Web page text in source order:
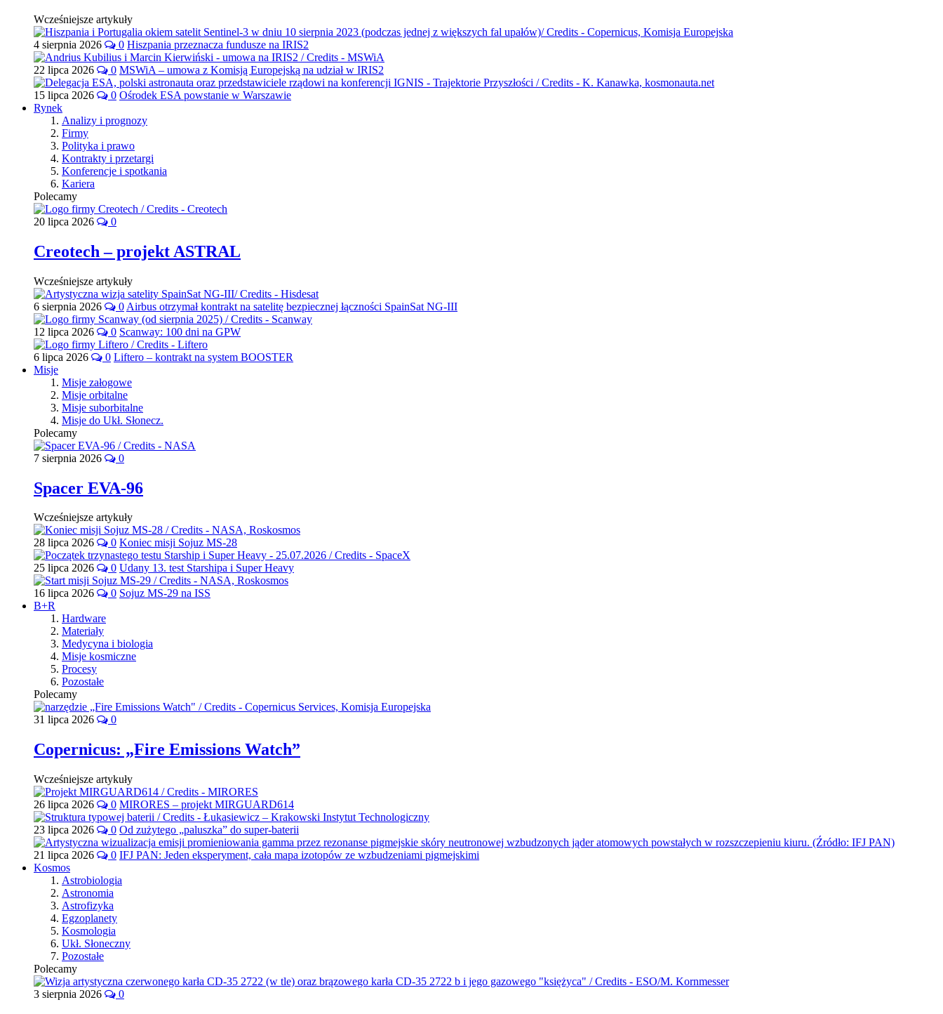
Wcześniejsze artykuły
4 sierpnia 2026 0 Hiszpania przeznacza fundusze na IRIS2
22 lipca 2026 0 MSWiA – umowa z Komisją Europejską na udział w IRIS2
15 lipca 2026 0 Ośrodek ESA powstanie w Warszawie
Rynek
Analizy i prognozy
Firmy
Polityka i prawo
Kontrakty i przetargi
Konferencje i spotkania
Kariera
Polecamy
20 lipca 2026 0
Creotech – projekt ASTRAL
Wcześniejsze artykuły
6 sierpnia 2026 0 Airbus otrzymał kontrakt na satelitę bezpiecznej łączności SpainSat NG-III
12 lipca 2026 0 Scanway: 100 dni na GPW
6 lipca 2026 0 Liftero – kontrakt na system BOOSTER
Misje
Misje załogowe
Misje orbitalne
Misje suborbitalne
Misje do Ukł. Słonecz.
Polecamy
7 sierpnia 2026 0
Spacer EVA-96
Wcześniejsze artykuły
28 lipca 2026 0 Koniec misji Sojuz MS-28
25 lipca 2026 0 Udany 13. test Starshipa i Super Heavy
16 lipca 2026 0 Sojuz MS-29 na ISS
B+R
Hardware
Materiały
Medycyna i biologia
Misje kosmiczne
Procesy
Pozostałe
Polecamy
31 lipca 2026 0
Copernicus: „Fire Emissions Watch”
Wcześniejsze artykuły
26 lipca 2026 0 MIRORES – projekt MIRGUARD614
23 lipca 2026 0 Od zużytego „paluszka” do super-baterii
21 lipca 2026 0 IFJ PAN: Jeden eksperyment, cała mapa izotopów ze wzbudzeniami pigmejskimi
Kosmos
Astrobiologia
Astronomia
Astrofizyka
Egzoplanety
Kosmologia
Ukł. Słoneczny
Pozostałe
Polecamy
3 sierpnia 2026 0